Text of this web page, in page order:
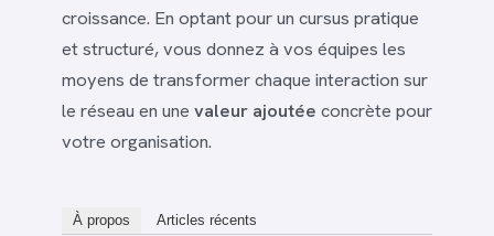
croissance. En optant pour un cursus pratique
et structuré, vous donnez à vos équipes les
moyens de transformer chaque interaction sur
le réseau en une valeur ajoutée concrète pour
votre organisation.
À propos Articles récents